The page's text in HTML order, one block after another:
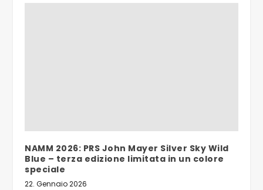
NAMM 2026: PRS John Mayer Silver Sky Wild
Blue – terza edizione limitata in un colore
speciale
22. Gennaio 2026